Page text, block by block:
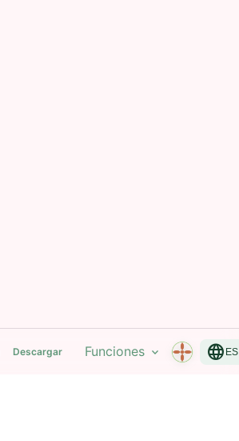
Funciones expand_more
Descargar language ES